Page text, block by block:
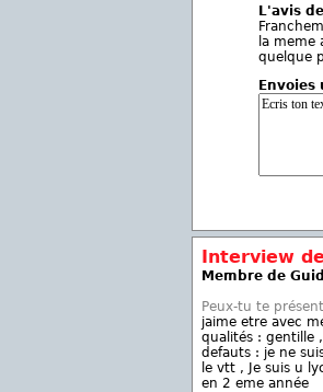
L'avis
la meme
quelque
Envoies
Interview
Membre de
Peux-tu te
jaime etre avec
qualités : gentille
defauts : je ne
le vtt , Je suis u
en 2 eme année